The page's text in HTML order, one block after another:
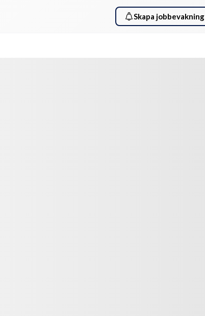
Skapa jobbevakning